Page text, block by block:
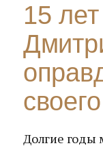
15
Долгие